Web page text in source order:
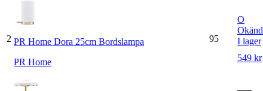
2 PR Home Dora 25cm Bordslampa
PR Home
95
O
I lager
549 kr